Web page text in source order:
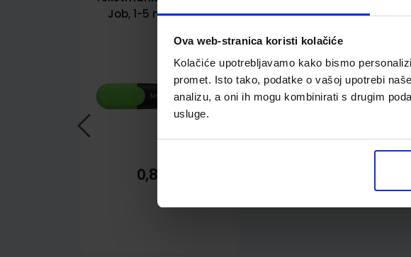
Ova web-stranica koristi kolačiće
Kolačiće upotrebljavamo kako bismo
promet. Isto tako, podatke o vašoj upotrebi
analizu, a oni ih mogu kombinirati s drugim
usluge.
Job, 1-5 mm, zeleni
0,85 €